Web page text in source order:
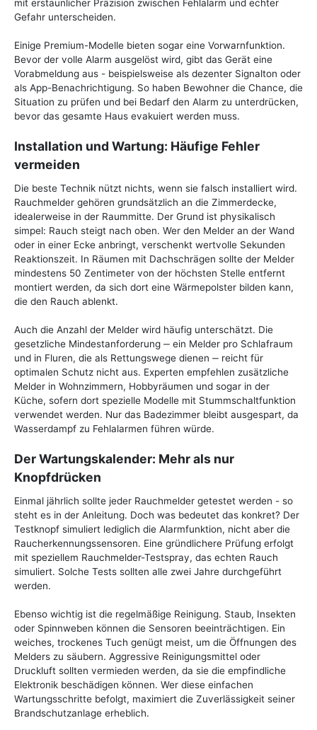
mit erstaunlicher Präzision zwischen Fehlalarm und echter
Gefahr unterscheiden.
Einige Premium-Modelle bieten sogar eine Vorwarnfunktion.
Bevor der volle Alarm ausgelöst wird, gibt das Gerät eine
Vorabmeldung aus - beispielsweise als dezenter Signalton oder
als App-Benachrichtigung. So haben Bewohner die Chance, die
Situation zu prüfen und bei Bedarf den Alarm zu unterdrücken,
bevor das gesamte Haus evakuiert werden muss.
Installation und Wartung: Häufige Fehler
vermeiden
Die beste Technik nützt nichts, wenn sie falsch installiert wird.
Rauchmelder gehören grundsätzlich an die Zimmerdecke,
idealerweise in der Raummitte. Der Grund ist physikalisch
simpel: Rauch steigt nach oben. Wer den Melder an der Wand
oder in einer Ecke anbringt, verschenkt wertvolle Sekunden
Reaktionszeit. In Räumen mit Dachschrägen sollte der Melder
mindestens 50 Zentimeter von der höchsten Stelle entfernt
montiert werden, da sich dort eine Wärmepolster bilden kann,
die den Rauch ablenkt.
Auch die Anzahl der Melder wird häufig unterschätzt. Die
gesetzliche Mindestanforderung ‒ ein Melder pro Schlafraum
und in Fluren, die als Rettungswege dienen ‒ reicht für
optimalen Schutz nicht aus. Experten empfehlen zusätzliche
Melder in Wohnzimmern, Hobbyräumen und sogar in der
Küche, sofern dort spezielle Modelle mit Stummschaltfunktion
verwendet werden. Nur das Badezimmer bleibt ausgespart, da
Wasserdampf zu Fehlalarmen führen würde.
Der Wartungskalender: Mehr als nur
Knopfdrücken
Einmal jährlich sollte jeder Rauchmelder getestet werden - so
steht es in der Anleitung. Doch was bedeutet das konkret? Der
Testknopf simuliert lediglich die Alarmfunktion, nicht aber die
Raucherkennungssensoren. Eine gründlichere Prüfung erfolgt
mit speziellem Rauchmelder-Testspray, das echten Rauch
simuliert. Solche Tests sollten alle zwei Jahre durchgeführt
werden.
Ebenso wichtig ist die regelmäßige Reinigung. Staub, Insekten
oder Spinnweben können die Sensoren beeinträchtigen. Ein
weiches, trockenes Tuch genügt meist, um die Öffnungen des
Melders zu säubern. Aggressive Reinigungsmittel oder
Druckluft sollten vermieden werden, da sie die empfindliche
Elektronik beschädigen können. Wer diese einfachen
Wartungsschritte befolgt, maximiert die Zuverlässigkeit seiner
Brandschutzanlage erheblich.